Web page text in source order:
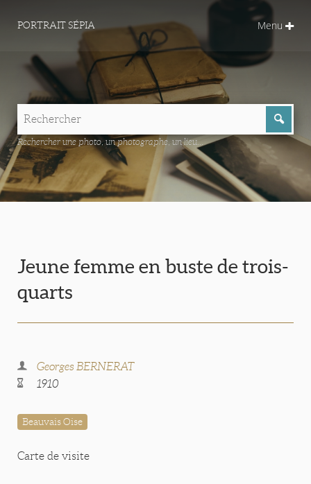
PORTRAIT SÉPIA Menu
Rechercher une photo, un photographe, un lieu...
Jeune femme en buste de trois-
quarts
Georges BERNERAT
1910
Beauvais Oise
Carte de visite